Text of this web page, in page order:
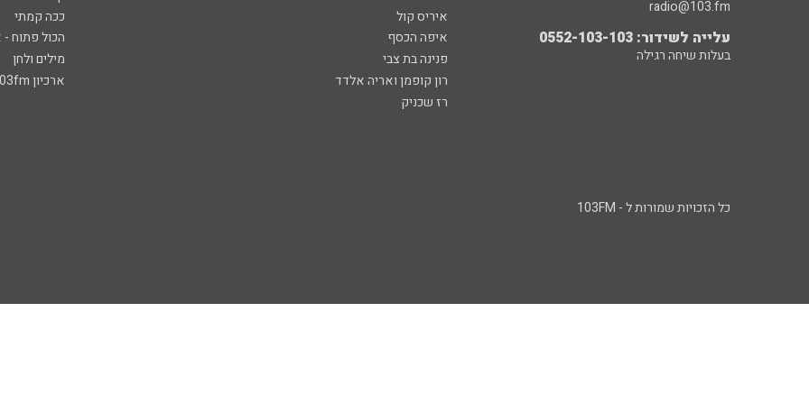
איריס קול
ככה קמתי
איפה הכסף
הכול פתוח -
פנינה בת צבי
מילים ולחן
רון קופמן ואריה אלדד
ארכיון 103fm
רז שכניק
radio@103.fm
עלייה לשידור: 0552-103-103
בעלות שיחה רגילה
כל הזכויות שמורות ל - 103FM